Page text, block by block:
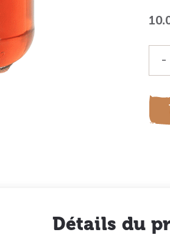
Détails du